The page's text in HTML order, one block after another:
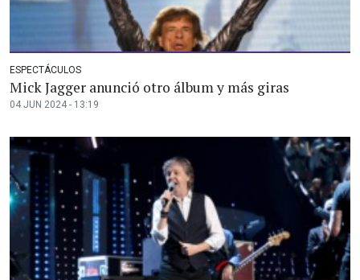
ESPECTÁCULOS
Mick Jagger anunció otro álbum y más giras
04 JUN 2024 - 13:19